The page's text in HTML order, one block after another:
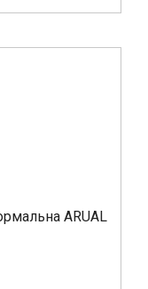
ARUAL